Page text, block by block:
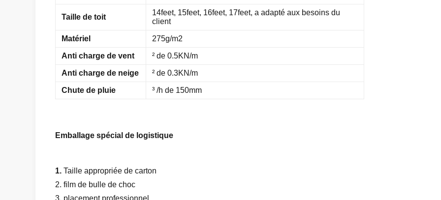
Taille de toit
14feet, 15feet, 16feet, 17feet, a adapté aux besoins du
client
Matériel 275g/m2
Anti charge de vent ² de 0.5KN/m
Anti charge de neige ² de 0.3KN/m
Chute de pluie ³ /h de 150mm
Emballage spécial de logistique
1. Taille appropriée de carton
2. film de bulle de choc
3. placement professionnel